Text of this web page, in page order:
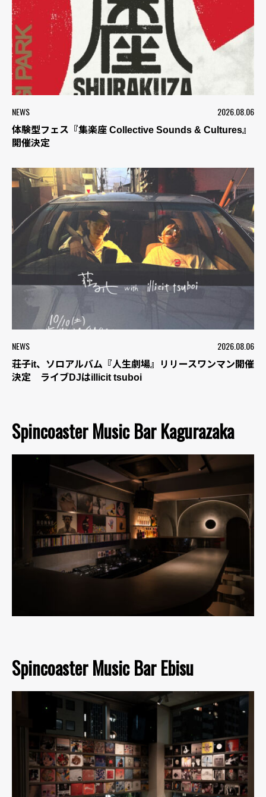
NEWS 2026.08.06
体験型フェス『集楽座 Collective Sounds & Cultures』
開催決定
NEWS 2026.08.06
荘子it、ソロアルバム『人生劇場』リリースワンマン開催
決定 ライブDJはillicit tsuboi
Spincoaster Music Bar Kagurazaka
Spincoaster Music Bar Ebisu